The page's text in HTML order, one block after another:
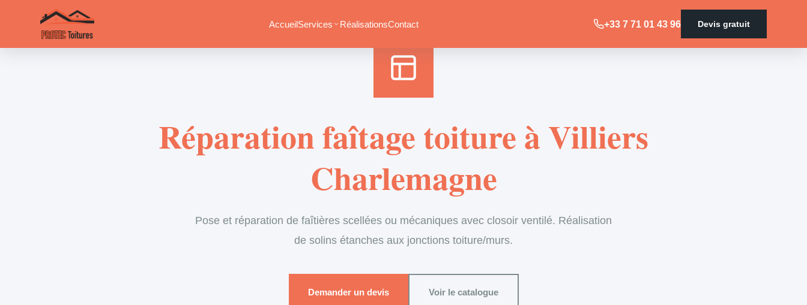
AccueilServices RéalisationsContact +33 7 71 01 43 96 Devis gratuit
Réparation faîtage toiture à Villiers
Charlemagne
Pose et réparation de faîtières scellées ou mécaniques avec closoir ventilé. Réalisation
de solins étanches aux jonctions toiture/murs.
Demander un devis Voir le catalogue